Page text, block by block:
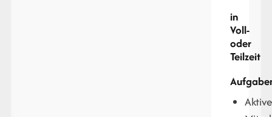
in
Voll-
oder
Teilzeit
Aktive